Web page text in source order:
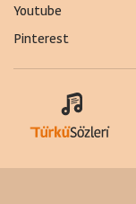
Youtube
Pinterest